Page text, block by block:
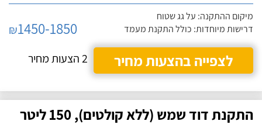
מיקום ההתקנה: על גג שטוח
דרישות מיוחדות: כולל התקנת מעמד
₪1450-1850
לצפייה בהצעות מחיר
2 הצעות מחיר
התקנת דוד שמש (ללא קולטים), 150 ליטר